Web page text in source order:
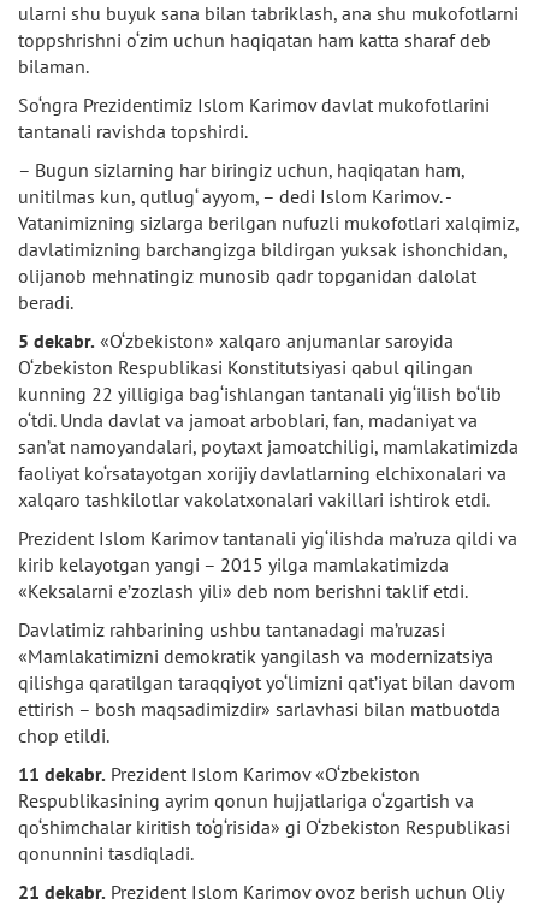
ularni shu buyuk sana bilan tabriklash, ana shu mukofotlarni
toppshrishni o‘zim uchun haqiqatan ham katta sharaf deb
bilaman.
So‘ngra Prezidentimiz Islom Karimov davlat mukofotlarini
tantanali ravishda topshirdi.
– Bugun sizlarning har biringiz uchun, haqiqatan ham,
unitilmas kun, qutlug‘ ayyom, – dedi Islom Karimov. -
Vatanimizning sizlarga berilgan nufuzli mukofotlari xalqimiz,
davlatimizning barchangizga bildirgan yuksak ishonchidan,
olijanob mehnatingiz munosib qadr topganidan dalolat
beradi.
5 dekabr. «O‘zbekiston» xalqaro anjumanlar saroyida
O‘zbekiston Respublikasi Konstitutsiyasi qabul qilingan
kunning 22 yilligiga bag‘ishlangan tantanali yig‘ilish bo‘lib
o‘tdi. Unda davlat va jamoat arboblari, fan, madaniyat va
san’at namoyandalari, poytaxt jamoatchiligi, mamlakatimizda
faoliyat ko‘rsatayotgan xorijiy davlatlarning elchixonalari va
xalqaro tashkilotlar vakolatxonalari vakillari ishtirok etdi.
Prezident Islom Karimov tantanali yig‘ilishda ma’ruza qildi va
kirib kelayotgan yangi – 2015 yilga mamlakatimizda
«Keksalarni e’zozlash yili» deb nom berishni taklif etdi.
Davlatimiz rahbarining ushbu tantanadagi ma’ruzasi
«Mamlakatimizni demokratik yangilash va modernizatsiya
qilishga qaratilgan taraqqiyot yo‘limizni qat’iyat bilan davom
ettirish – bosh maqsadimizdir» sarlavhasi bilan matbuotda
chop etildi.
11 dekabr. Prezident Islom Karimov «O‘zbekiston
Respublikasining ayrim qonun hujjatlariga o‘zgartish va
qo‘shimchalar kiritish to‘g‘risida» gi O‘zbekiston Respublikasi
qonunnini tasdiqladi.
21 dekabr. Prezident Islom Karimov ovoz berish uchun Oliy